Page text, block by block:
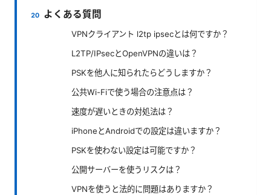
よくある質問
VPNクライアント l2tp ipsecとは何ですか？
L2TP/IPsecとOpenVPNの違いは？
PSKを他人に知られたらどうしますか？
公共Wi-Fiで使う場合の注意点は？
速度が遅いときの対処法は？
iPhoneとAndroidでの設定は違いますか？
PSKを使わない設定は可能ですか？
公開サーバーを使うリスクは？
VPNを使うと法的に問題はありますか？